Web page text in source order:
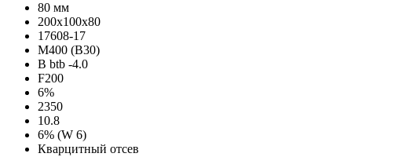
80 мм
200х100х80
17608-17
М400 (В30)
B btb -4.0
F200
6%
2350
10.8
6% (W 6)
Кварцитный отсев